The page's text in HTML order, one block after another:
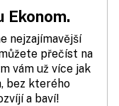
nejzajímavější
přečíst na
vám už více jak
bez kterého
a baví!